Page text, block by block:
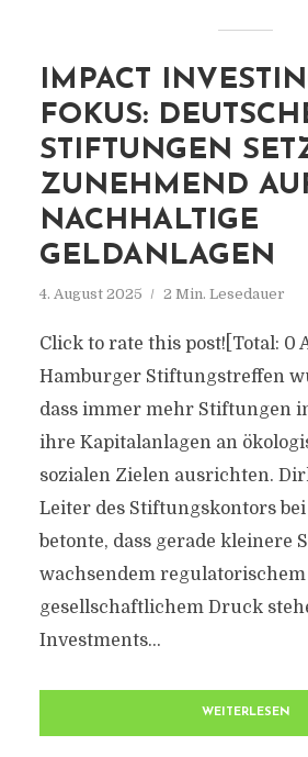
IMPACT
FOKUS:
STIFTUNGEN
ZUNEHMEND
NACHHALTIGE
GELDANLAGEN
4. August 2025 2 Min. Lesedauer
Click to rate this post![Total: 0
Hamburger Stiftungstreffen
dass immer mehr Stiftungen
ihre Kapitalanlagen an
sozialen Zielen ausrichten.
Leiter des Stiftungskontors
betonte, dass gerade kleinere
wachsendem
gesellschaftlichem Druck
Investments...
WEITERLESEN